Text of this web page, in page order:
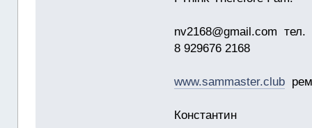
nv2168@gmail.com тел.
8 929676 2168
www.sammaster.club
Константин